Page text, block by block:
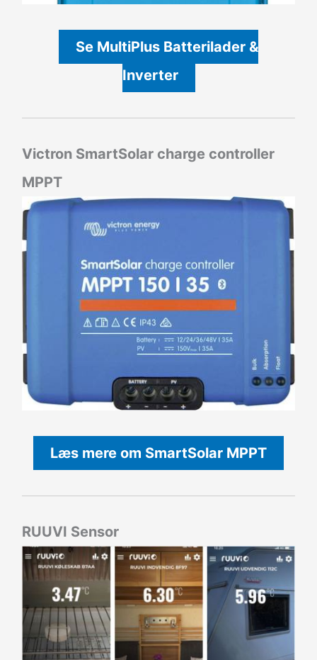
Se MultiPlus Batterilader &
Inverter
Victron SmartSolar charge controller
MPPT
Læs mere om SmartSolar MPPT
RUUVI Sensor